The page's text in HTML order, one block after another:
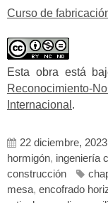
Curso de
Esta obra está
Internacional .
22 diciembre, 2023
hormigón, ingeniería
construcción
mesa, encofrado